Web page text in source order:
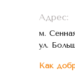
Адрес:
м.
ул.
Как